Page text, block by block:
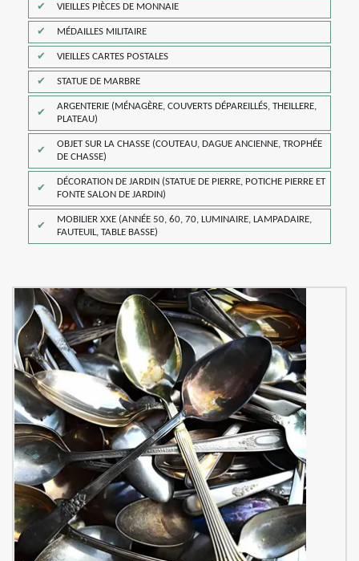
VIEILLES PIÈCES DE MONNAIE
MÉDAILLES MILITAIRE
VIEILLES CARTES POSTALES
STATUE DE MARBRE
ARGENTERIE (MÉNAGÈRE, COUVERTS DÉPAREILLÉS, THEILLERE,
PLATEAU)
OBJET SUR LA CHASSE (COUTEAU, DAGUE ANCIENNE, TROPHÉE
DE CHASSE)
DÉCORATION DE JARDIN (STATUE DE PIERRE, POTICHE PIERRE ET
FONTE SALON DE JARDIN)
MOBILIER XXE (ANNÉE 50, 60, 70, LUMINAIRE, LAMPADAIRE,
FAUTEUIL, TABLE BASSE)